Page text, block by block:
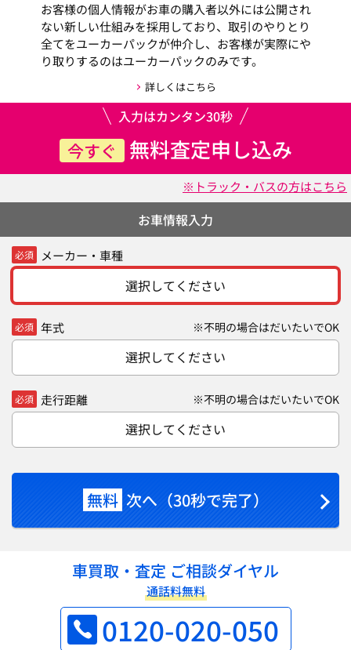
お客様の個人情報がお車の購入者以外には公開され
ない新しい仕組みを採用しており、取引のやりとり
全てをユーカーパックが仲介し、お客様が実際にや
り取りするのはユーカーパックのみです。
詳しくはこちら
入力はカンタン30秒
今すぐ 無料査定申し込み
※トラック・バスの方はこちら
お車情報入力
必須 メーカー・車種
選択してください
必須 年式 ※不明の場合はだいたいでOK
選択してください
必須 走行距離 ※不明の場合はだいたいでOK
選択してください
無料 次へ（30秒で完了）
車買取・査定 ご相談ダイヤル
通話料無料
0120-020-050